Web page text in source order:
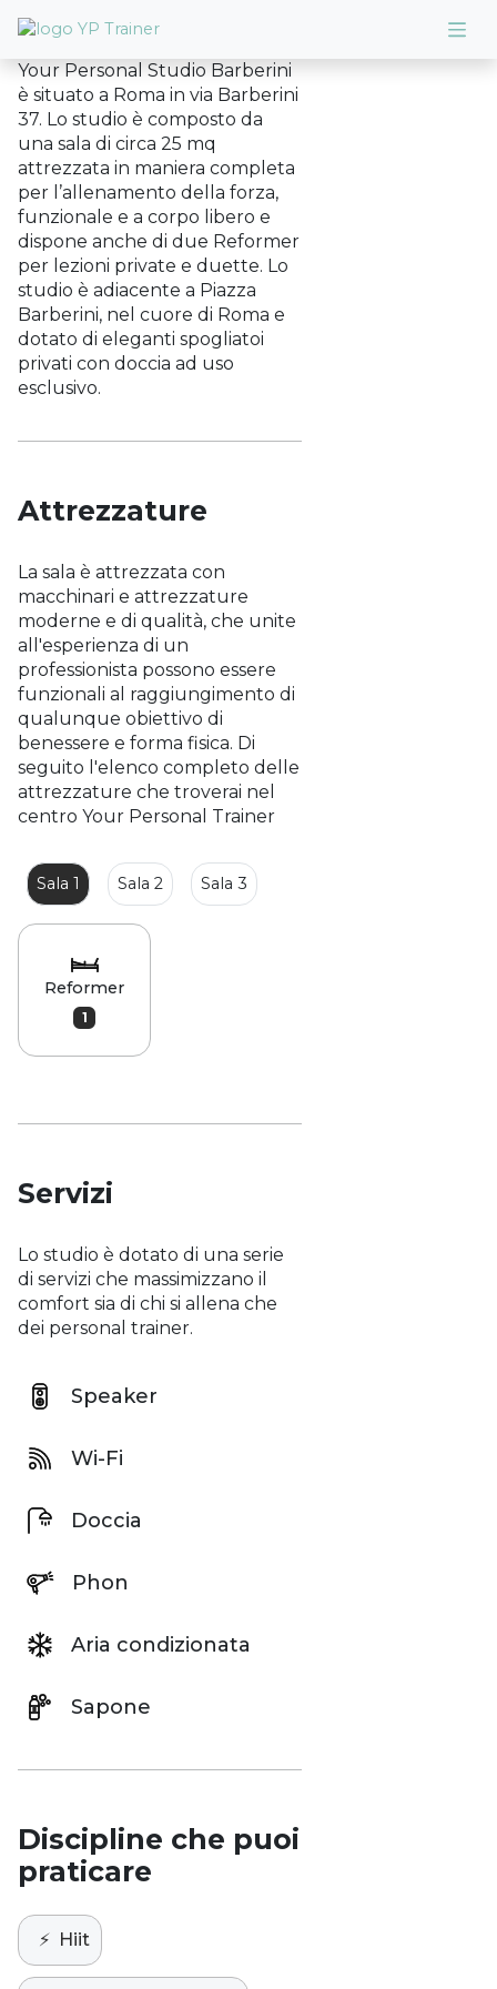
Your Personal Studio Barberini
è situato a Roma in via Barberini
37. Lo studio è composto da
una sala di circa 25 mq
attrezzata in maniera completa
per l’allenamento della forza,
funzionale e a corpo libero e
dispone anche di due Reformer
per lezioni private e duette. Lo
studio è adiacente a Piazza
Barberini, nel cuore di Roma e
dotato di eleganti spogliatoi
privati con doccia ad uso
esclusivo.
Attrezzature
La sala è attrezzata con
macchinari e attrezzature
moderne e di qualità, che unite
all'esperienza di un
professionista possono essere
funzionali al raggiungimento di
qualunque obiettivo di
benessere e forma fisica. Di
seguito l'elenco completo delle
attrezzature che troverai nel
centro Your Personal Trainer
Sala 1 Sala 2 Sala 3
Reformer
1
Servizi
Lo studio è dotato di una serie
di servizi che massimizzano il
comfort sia di chi si allena che
dei personal trainer.
Speaker
Wi-Fi
Doccia
Phon
Aria condizionata
Sapone
Discipline che puoi
praticare
⚡️ Hiit